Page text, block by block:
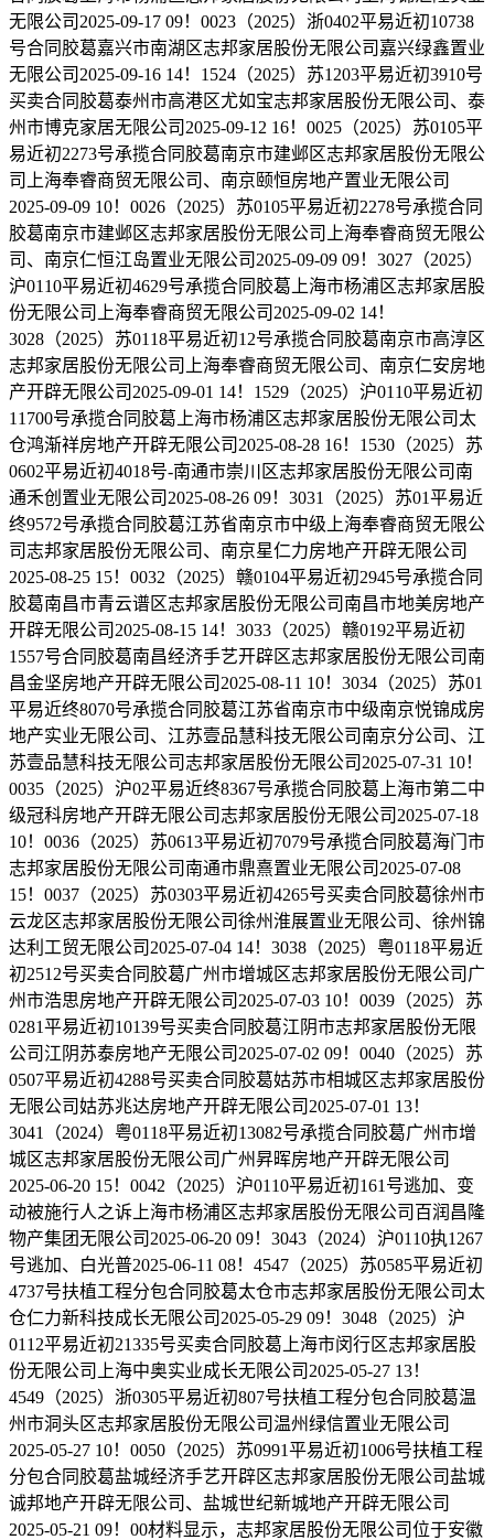
无限公司2025-09-17 09！0023（2025）浙0402平易近初10738
号合同胶葛嘉兴市南湖区志邦家居股份无限公司嘉兴绿鑫置业
无限公司2025-09-16 14！1524（2025）苏1203平易近初3910号
买卖合同胶葛泰州市高港区尤如宝志邦家居股份无限公司、泰
州市博克家居无限公司2025-09-12 16！0025（2025）苏0105平
易近初2273号承揽合同胶葛南京市建邺区志邦家居股份无限公
司上海奉睿商贸无限公司、南京颐恒房地产置业无限公司
2025-09-09 10！0026（2025）苏0105平易近初2278号承揽合同
胶葛南京市建邺区志邦家居股份无限公司上海奉睿商贸无限公
司、南京仁恒江岛置业无限公司2025-09-09 09！3027（2025）
沪0110平易近初4629号承揽合同胶葛上海市杨浦区志邦家居股
份无限公司上海奉睿商贸无限公司2025-09-02 14！
3028（2025）苏0118平易近初12号承揽合同胶葛南京市高淳区
志邦家居股份无限公司上海奉睿商贸无限公司、南京仁安房地
产开辟无限公司2025-09-01 14！1529（2025）沪0110平易近初
11700号承揽合同胶葛上海市杨浦区志邦家居股份无限公司太
仓鸿渐祥房地产开辟无限公司2025-08-28 16！1530（2025）苏
0602平易近初4018号-南通市崇川区志邦家居股份无限公司南
通禾创置业无限公司2025-08-26 09！3031（2025）苏01平易近
终9572号承揽合同胶葛江苏省南京市中级上海奉睿商贸无限公
司志邦家居股份无限公司、南京星仁力房地产开辟无限公司
2025-08-25 15！0032（2025）赣0104平易近初2945号承揽合同
胶葛南昌市青云谱区志邦家居股份无限公司南昌市地美房地产
开辟无限公司2025-08-15 14！3033（2025）赣0192平易近初
1557号合同胶葛南昌经济手艺开辟区志邦家居股份无限公司南
昌金坚房地产开辟无限公司2025-08-11 10！3034（2025）苏01
平易近终8070号承揽合同胶葛江苏省南京市中级南京悦锦成房
地产实业无限公司、江苏壹品慧科技无限公司南京分公司、江
苏壹品慧科技无限公司志邦家居股份无限公司2025-07-31 10！
0035（2025）沪02平易近终8367号承揽合同胶葛上海市第二中
级冠科房地产开辟无限公司志邦家居股份无限公司2025-07-18
10！0036（2025）苏0613平易近初7079号承揽合同胶葛海门市
志邦家居股份无限公司南通市鼎熹置业无限公司2025-07-08
15！0037（2025）苏0303平易近初4265号买卖合同胶葛徐州市
云龙区志邦家居股份无限公司徐州淮展置业无限公司、徐州锦
达利工贸无限公司2025-07-04 14！3038（2025）粤0118平易近
初2512号买卖合同胶葛广州市增城区志邦家居股份无限公司广
州市浩思房地产开辟无限公司2025-07-03 10！0039（2025）苏
0281平易近初10139号买卖合同胶葛江阴市志邦家居股份无限
公司江阴苏泰房地产无限公司2025-07-02 09！0040（2025）苏
0507平易近初4288号买卖合同胶葛姑苏市相城区志邦家居股份
无限公司姑苏兆达房地产开辟无限公司2025-07-01 13！
3041（2024）粤0118平易近初13082号承揽合同胶葛广州市增
城区志邦家居股份无限公司广州昇晖房地产开辟无限公司
2025-06-20 15！0042（2025）沪0110平易近初161号逃加、变
动被施行人之诉上海市杨浦区志邦家居股份无限公司百润昌隆
物产集团无限公司2025-06-20 09！3043（2024）沪0110执1267
号逃加、白光普2025-06-11 08！4547（2025）苏0585平易近初
4737号扶植工程分包合同胶葛太仓市志邦家居股份无限公司太
仓仁力新科技成长无限公司2025-05-29 09！3048（2025）沪
0112平易近初21335号买卖合同胶葛上海市闵行区志邦家居股
份无限公司上海中奥实业成长无限公司2025-05-27 13！
4549（2025）浙0305平易近初807号扶植工程分包合同胶葛温
州市洞头区志邦家居股份无限公司温州绿信置业无限公司
2025-05-27 10！0050（2025）苏0991平易近初1006号扶植工程
分包合同胶葛盐城经济手艺开辟区志邦家居股份无限公司盐城
诚邦地产开辟无限公司、盐城世纪新城地产开辟无限公司
2025-05-21 09！00材料显示，志邦家居股份无限公司位于安徽